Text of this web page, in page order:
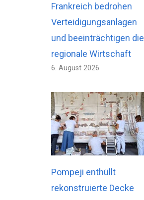
Frankreich bedrohen
Verteidigungsanlagen
und beeinträchtigen die
regionale Wirtschaft
6. August 2026
Pompeji enthüllt
rekonstruierte Decke